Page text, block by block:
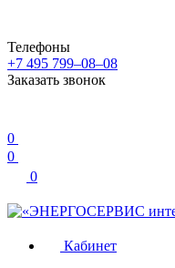
Телефоны
+7 495 799–08–08
Заказать звонок
0
0
0
Кабинет